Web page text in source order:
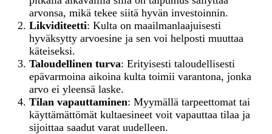
arvonsa, mikä tekee siitä hyvän investoinnin.
Likviditeetti: Kulta on maailmanlaajuisesti
hyväksytty arvoesine ja sen voi helposti muuttaa
käteiseksi.
Taloudellinen turva: Erityisesti taloudellisesti
epävarmoina aikoina kulta toimii varantona, jonka
arvo ei yleensä laske.
Tilan vapauttaminen: Myymällä tarpeettomat tai
käyttämättömät kultaesineet voit vapauttaa tilaa ja
sijoittaa saadut varat uudelleen.